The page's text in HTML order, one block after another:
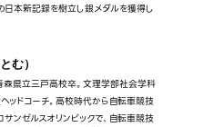
本新記録を樹立し銀メダルを獲得し
む）
県立三戸高校卒。文理学部社会学科
ッドコーチ。高校時代から自転車競技
ンゼルスオリンピックで、自転車競技